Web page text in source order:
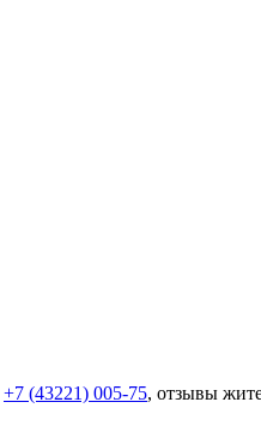
+7 (43221) 005-75, отзывы